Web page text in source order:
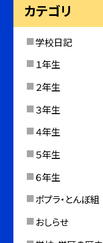
カテゴリ
学校日記
１年生
２年生
３年生
４年生
５年生
６年生
ポプラ・とんぼ組
おしらせ